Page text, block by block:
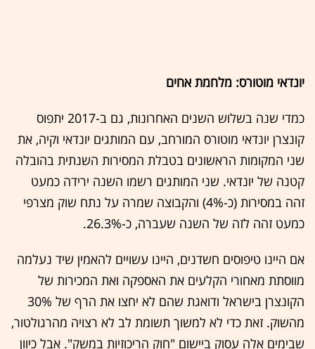
יונדאי מוטורס: מלחמת אחים
כמדי שנה בשלוש השנים האחרונות, גם ב-2017 יתפוס
קונצרן יונדאי מוטורס המורחב, עם המותגים יונדאי וקיה, את
שני המקומות הראשונים בטבלת המסירות השנתית בהובלה
קטנה של יונדאי. שני המותגים רשמו השנה ירידה כמעט
זהה במסירות (כ-4%) והקבוצה שמרה על נתח שוק מצרפי
כמעט זהה לזה של השנה שעברה, כ-26.3%.
אם היינו טיפוסים חשדנים, היינו עשויים להאמין שיד נעלמה
מווסתת מאחורי הקלעים את האספקה ואת המכירות של
הקונצרן בישראל ודואגת שהם לא יחצו את הרף של 30%
מהשוק. זאת כדי לא למשוך תשומת לב לא רצויה מהרגולטור,
שבימים אלה עסוק ביישום "חוק הריכוזיות במשק". אבל כיוון